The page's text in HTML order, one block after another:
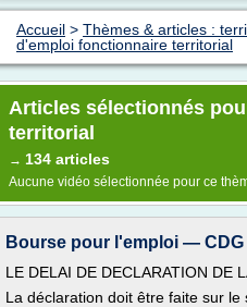
Accueil > Thèmes & articles :
d'emploi fonctionnaire territorial
Articles sélectionnés
territorial
→ 134 articles
Aucune vidéo sélectionnée pour ce
Bourse pour l'emploi — CDG
LE DELAI DE DECLARATION DE
La déclaration doit être faite sur